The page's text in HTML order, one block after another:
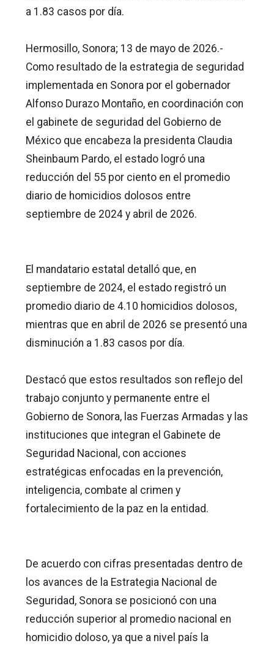
a 1.83 casos por día.
Hermosillo, Sonora; 13 de mayo de 2026.-
Como resultado de la estrategia de seguridad
implementada en Sonora por el gobernador
Alfonso Durazo Montaño, en coordinación con
el gabinete de seguridad del Gobierno de
México que encabeza la presidenta Claudia
Sheinbaum Pardo, el estado logró una
reducción del 55 por ciento en el promedio
diario de homicidios dolosos entre
septiembre de 2024 y abril de 2026.
El mandatario estatal detalló que, en
septiembre de 2024, el estado registró un
promedio diario de 4.10 homicidios dolosos,
mientras que en abril de 2026 se presentó una
disminución a 1.83 casos por día.
Destacó que estos resultados son reflejo del
trabajo conjunto y permanente entre el
Gobierno de Sonora, las Fuerzas Armadas y las
instituciones que integran el Gabinete de
Seguridad Nacional, con acciones
estratégicas enfocadas en la prevención,
inteligencia, combate al crimen y
fortalecimiento de la paz en la entidad.
De acuerdo con cifras presentadas dentro de
los avances de la Estrategia Nacional de
Seguridad, Sonora se posicionó con una
reducción superior al promedio nacional en
homicidio doloso, ya que a nivel país la